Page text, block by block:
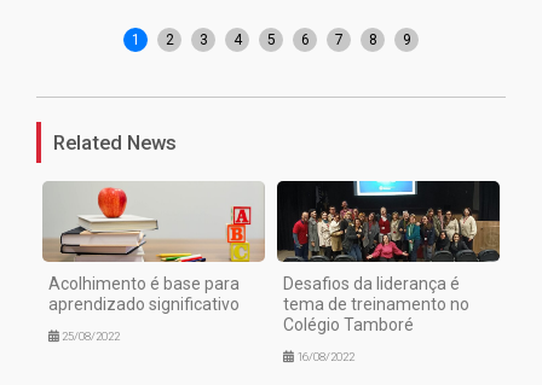
1 2 3 4 5 6 7 8 9
Related News
Acolhimento é base para
aprendizado significativo
25/08/2022
Desafios da liderança é
tema de treinamento no
Colégio Tamboré
16/08/2022